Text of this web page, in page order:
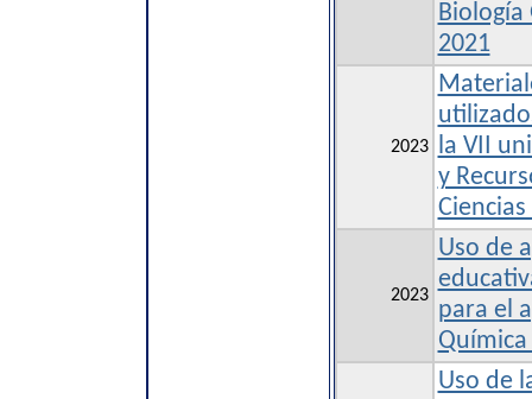
Biología
2021
2023 la VII
y
2023
Uso de
para el
Uso de